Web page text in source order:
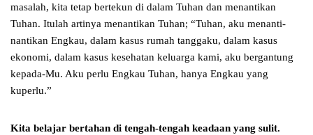
masalah, kita tetap bertekun di dalam Tuhan dan menantikan
Tuhan. Itulah artinya menantikan Tuhan; “Tuhan, aku menanti-
nantikan Engkau, dalam kasus rumah tanggaku, dalam kasus
ekonomi, dalam kasus kesehatan keluarga kami, aku bergantung
kepada-Mu. Aku perlu Engkau Tuhan, hanya Engkau yang
kuperlu.”
Kita belajar bertahan di tengah-tengah keadaan yang sulit.